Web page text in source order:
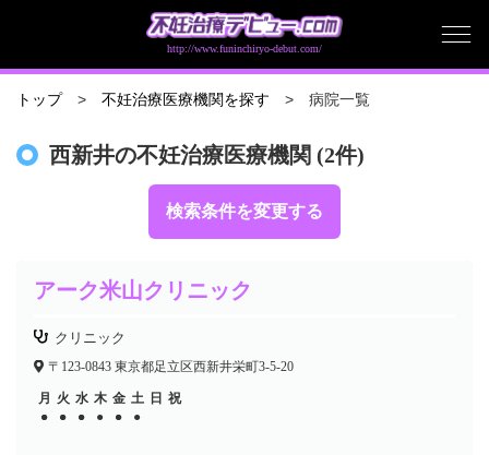
http://www.funinchiryo-debut.com/
トップ 不妊治療医療機関を探す 病院一覧
西新井の不妊治療医療機関 (2件)
検索条件を変更する
アーク米山クリニック
クリニック
〒123-0843 東京都足立区西新井栄町3-5-20
月 火 水 木 金 土 日 祝
●
● ● ● ● ●
● ● ● ●